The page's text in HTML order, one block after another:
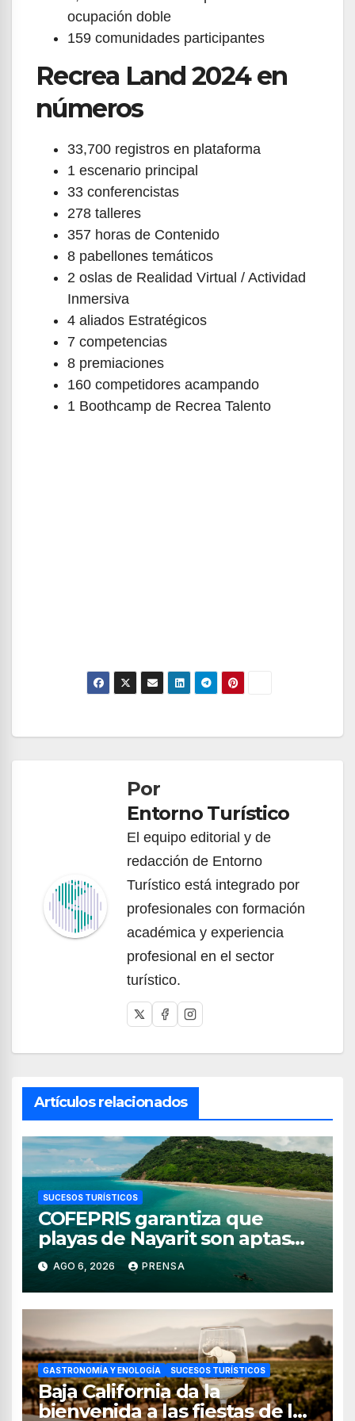
ocupación doble
159 comunidades participantes
Recrea Land 2024 en
números
33,700 registros en plataforma
1 escenario principal
33 conferencistas
278 talleres
357 horas de Contenido
8 pabellones temáticos
2 oslas de Realidad Virtual / Actividad
Inmersiva
4 aliados Estratégicos
7 competencias
8 premiaciones
160 competidores acampando
1 Boothcamp de Recrea Talento
entradasPor
Entorno Turístico
El equipo editorial y de
redacción de Entorno
Turístico está integrado por
profesionales con formación
académica y experiencia
profesional en el sector
turístico.
Artículos relacionados
SUCESOS TURÍSTICOS
COFEPRIS garantiza que
playas de Nayarit son aptas
para uso recreativo
AGO 6, 2026 PRENSA
GASTRONOMÍA Y ENOLOGÍA SUCESOS TURÍSTICOS
Baja California da la
bienvenida a las fiestas de la